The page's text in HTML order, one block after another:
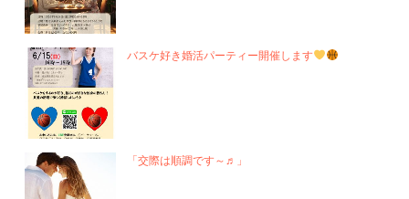
バスケ好き婚活パーティー開催します
「交際は順調です～♬」